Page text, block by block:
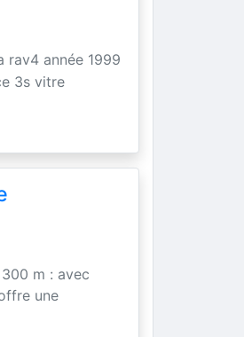
rav4 année 1999
3s vitre
m : avec
une